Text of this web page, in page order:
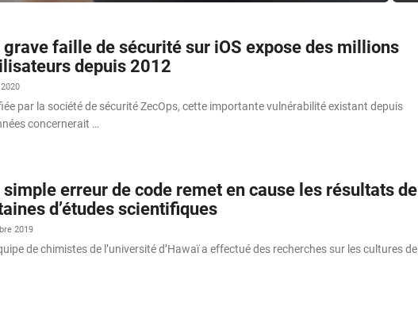
grave faille de sécurité sur iOS expose des millions
depuis 2012
par la société de sécurité ZecOps, cette importante vulnérabilité existant depuis
concernerait …
simple erreur de code remet en cause les résultats de
d’études scientifiques
2019
de chimistes de l’université d’Hawaï a effectué des recherches sur les cultures de